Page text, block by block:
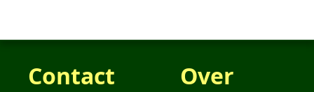
Contact Over